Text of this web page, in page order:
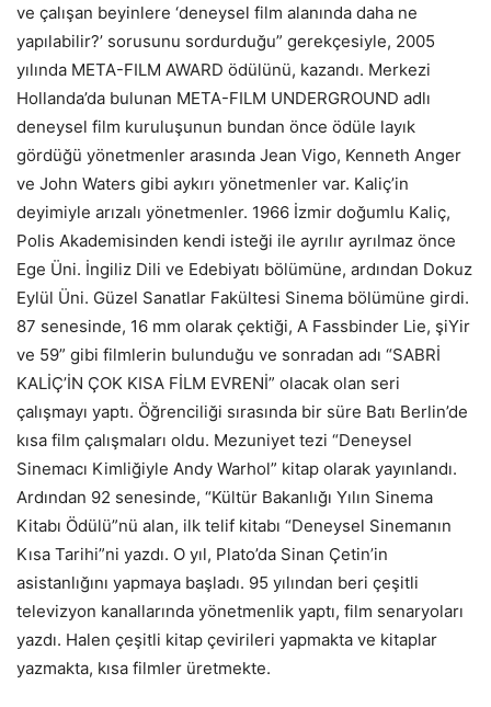
ve çalışan beyinlere ‘deneysel film alanında daha ne
yapılabilir?’ sorusunu sordurduğu” gerekçesiyle, 2005
yılında META-FILM AWARD ödülünü, kazandı. Merkezi
Hollanda’da bulunan META-FILM UNDERGROUND adlı
deneysel film kuruluşunun bundan önce ödüle layık
gördüğü yönetmenler arasında Jean Vigo, Kenneth Anger
ve John Waters gibi aykırı yönetmenler var. Kaliç’in
deyimiyle arızalı yönetmenler. 1966 İzmir doğumlu Kaliç,
Polis Akademisinden kendi isteği ile ayrılır ayrılmaz önce
Ege Üni. İngiliz Dili ve Edebiyatı bölümüne, ardından Dokuz
Eylül Üni. Güzel Sanatlar Fakültesi Sinema bölümüne girdi.
87 senesinde, 16 mm olarak çektiği, A Fassbinder Lie, şiYir
ve 59” gibi filmlerin bulunduğu ve sonradan adı “SABRİ
KALİÇ’İN ÇOK KISA FİLM EVRENİ” olacak olan seri
çalışmayı yaptı. Öğrenciliği sırasında bir süre Batı Berlin’de
kısa film çalışmaları oldu. Mezuniyet tezi “Deneysel
Sinemacı Kimliğiyle Andy Warhol” kitap olarak yayınlandı.
Ardından 92 senesinde, “Kültür Bakanlığı Yılın Sinema
Kitabı Ödülü”nü alan, ilk telif kitabı “Deneysel Sinemanın
Kısa Tarihi”ni yazdı. O yıl, Plato’da Sinan Çetin’in
asistanlığını yapmaya başladı. 95 yılından beri çeşitli
televizyon kanallarında yönetmenlik yaptı, film senaryoları
yazdı. Halen çeşitli kitap çevirileri yapmakta ve kitaplar
yazmakta, kısa filmler üretmekte.